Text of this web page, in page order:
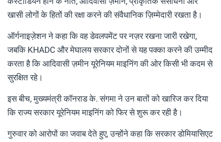
खासी लोगों के हितों की रक्षा करने की संवैधानिक ज़िम्मेदारी रखता है।
ऑर्गनाइज़ेशन ने कहा कि वह डेवलपमेंट पर नज़र रखना जारी रखेगा,
जबकि KHADC और मेघालय सरकार दोनों से यह पक्का करने की उम्मीद
करता है कि आदिवासी ज़मीन यूरेनियम माइनिंग की ओर किसी भी कदम से
सुरक्षित रहे।
इस बीच, मुख्यमंत्री कॉनराड के. संगमा ने उन बातों को खारिज कर दिया
कि राज्य सरकार यूरेनियम माइनिंग को फिर से शुरू कर रही है।
गुरुवार को आरोपों का जवाब देते हुए, उन्होंने कहा कि सरकार डोमियासिएट